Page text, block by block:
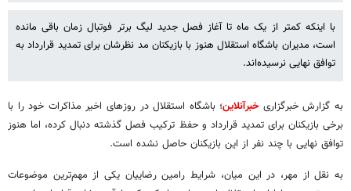
با اینکه کمتر از یک ماه تا آغاز فصل جدید لیگ برتر فوتبال زمان باقی مانده
است، مدیران باشگاه استقلال هنوز با بازیکنان مد نظرشان برای تمدید قرارداد به
توافق نهایی نرسیده‌اند.
به گزارش خبرگزاریخبرآنلاین؛ باشگاه استقلال در روزهای اخیر مذاکرات خود را با
برخی بازیکنان برای تمدید قرارداد و حفظ ترکیب فصل گذشته دنبال کرده، اما هنوز
توافق نهایی با چند نفر از این بازیکنان حاصل نشده است.
به نقل از مهر، در این میان، شرایط رامین رضاییان یکی از مهم‌ترین موضوعات